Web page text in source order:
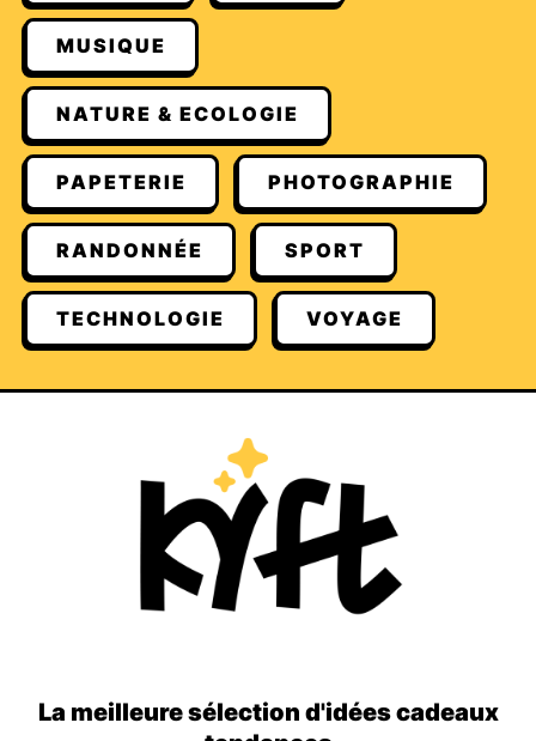
MUSIQUE
NATURE & ECOLOGIE
PAPETERIE PHOTOGRAPHIE
RANDONNÉE SPORT
TECHNOLOGIE VOYAGE
La meilleure sélection d'idées cadeaux